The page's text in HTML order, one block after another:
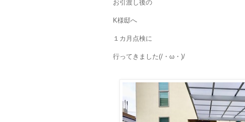
お引渡し後の
K様邸へ
１カ月点検に
行ってきました(/・ω・)/